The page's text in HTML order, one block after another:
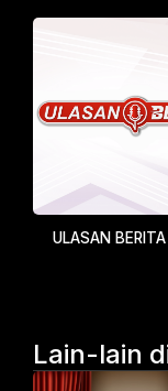
ULASAN BERITA
Lain-lain